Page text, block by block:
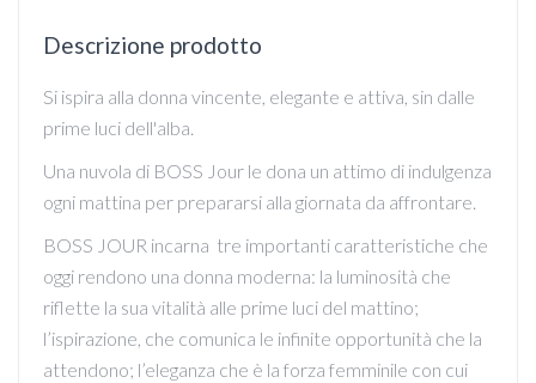
Descrizione prodotto
Si ispira alla donna vincente, elegante e attiva, sin dalle
prime luci dell'alba.
Una nuvola di BOSS Jour le dona un attimo di indulgenza
ogni mattina per prepararsi alla giornata da affrontare.
BOSS JOUR incarna tre importanti caratteristiche che
oggi rendono una donna moderna: la luminosità che
riflette la sua vitalità alle prime luci del mattino;
l’ispirazione, che comunica le infinite opportunità che la
attendono; l’eleganza che è la forza femminile con cui